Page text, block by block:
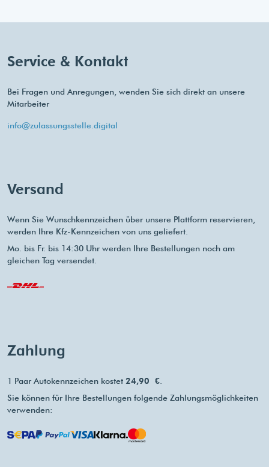
Service & Kontakt
Bei Fragen und Anregungen, wenden Sie sich direkt an unsere
Mitarbeiter
info@zulassungsstelle.digital
Versand
Wenn Sie Wunschkennzeichen über unsere Plattform reservieren,
werden Ihre Kfz-Kennzeichen von uns geliefert.
Mo. bis Fr. bis 14:30 Uhr werden Ihre Bestellungen noch am
gleichen Tag versendet.
Zahlung
1 Paar Autokennzeichen kostet 24,90 €
Sie können für Ihre Bestellungen folgende Zahlungsmöglichkeiten
verwenden: